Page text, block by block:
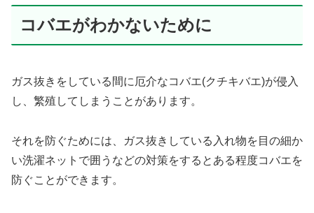
コバエがわかないために
ガス抜きをしている間に厄介なコバエ(クチキバエ)が侵入
し、繁殖してしまうことがあります。
それを防ぐためには、ガス抜きしている入れ物を目の細か
い洗濯ネットで囲うなどの対策をするとある程度コバエを
防ぐことができます。